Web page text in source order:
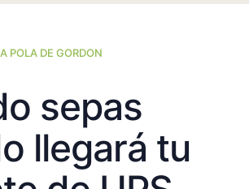
POLA DE GORDON
sepas
llegará tu